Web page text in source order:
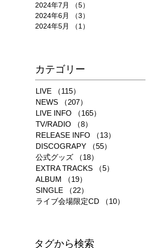
2024年7月
（5）
2024年6月
（3）
2024年5月
（1）
​カテゴリー
LIVE （115）
NEWS
（207）
LIVE INFO
（165）
TV/RADIO
（8）
RELEASE INFO
（13）
DISCOGRAPY
（55）
公式グッズ
（18）
EXTRA TRACKS
（5）
ALBUM
（19）
SINGLE
（22）
ライブ会場限定CD
（10）
タグから検索